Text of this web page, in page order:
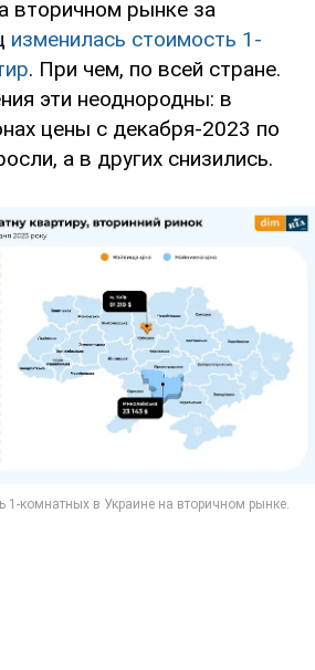
вторичном рынке за
изменилась стоимость 1-
. При чем, по всей стране.
эти неоднородны: в
цены с декабря-2023 по
а в других снизились.